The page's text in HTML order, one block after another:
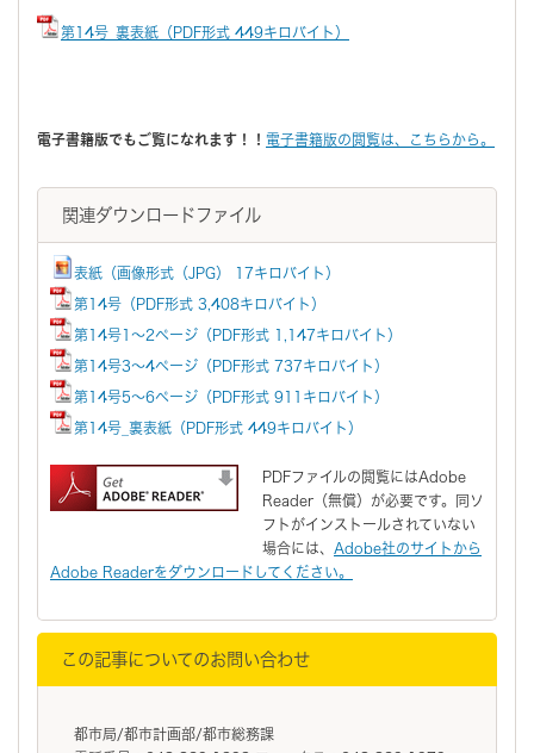
第14号_裏表紙（PDF形式 449キロバイト）
電子書籍版でもご覧になれます！！ 電子書籍版の閲覧は、こちらから。
関連ダウンロードファイル
表紙（画像形式（JPG） 17キロバイト）
第14号（PDF形式 3,408キロバイト）
第14号1～2ページ（PDF形式 1,147キロバイト）
第14号3～4ページ（PDF形式 737キロバイト）
第14号5～6ページ（PDF形式 911キロバイト）
第14号_裏表紙（PDF形式 449キロバイト）
PDFファイルの閲覧にはAdobe
Reader（無償）が必要です。同ソ
フトがインストールされていない
場合には、 Adobe社のサイトから
Adobe Readerをダウンロードしてください。
この記事についてのお問い合わせ
都市局/都市計画部/都市総務課